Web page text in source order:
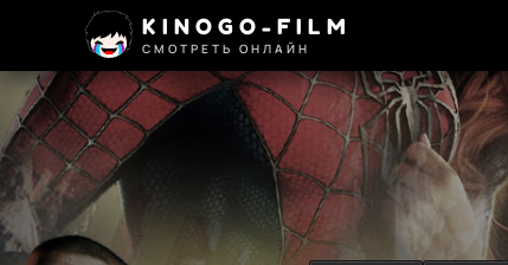
KINOGO-FILM
СМОТРЕТЬ ОНЛАЙН